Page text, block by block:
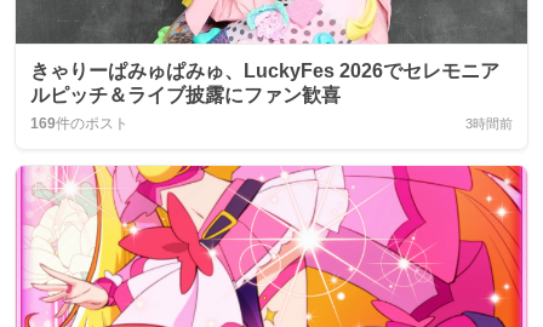
きゃりーぱみゅぱみゅ、LuckyFes 2026でセレモニア
ルピッチ＆ライブ披露にファン歓喜
169件のポスト 3時間前